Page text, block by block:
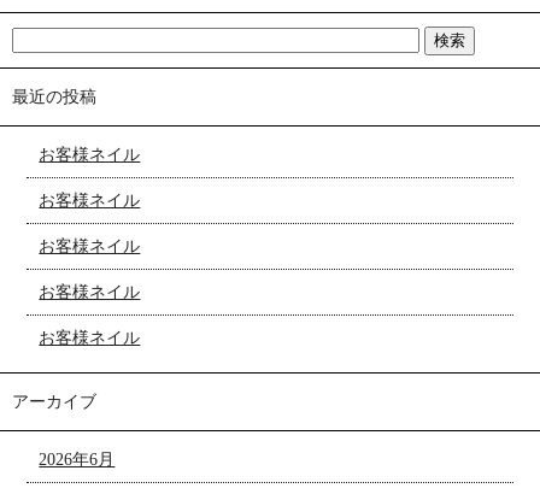
最近の投稿
お客様ネイル
お客様ネイル
お客様ネイル
お客様ネイル
お客様ネイル
アーカイブ
2026年6月